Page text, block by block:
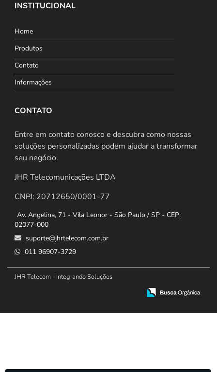
INSTITUCIONAL
Home
Produtos
Contato
Informações
CONTATO
Entre em contato conosco e descubra como nossas
soluções personalizadas podem ajudar a transformar
seu negócio.
JHR Telecomunicações LTDA
CNPJ: 20712650/0001-77
Av. Angelina, 71 - Vila Leonor - São Paulo / SP - CEP:
02077-000
suporte@jhrtelecom.com.br
011 96907-3729
JHR Telecom - Integrando Soluções